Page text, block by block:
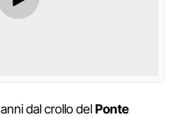
dal crollo delPonte